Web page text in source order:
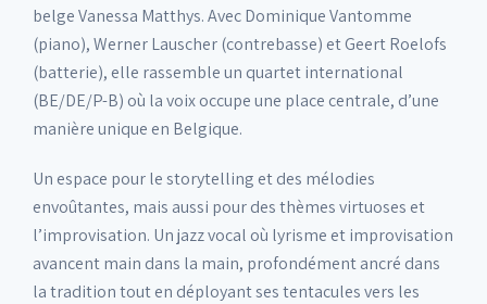
belge Vanessa Matthys. Avec Dominique Vantomme
(piano), Werner Lauscher (contrebasse) et Geert Roelofs
(batterie), elle rassemble un quartet international
(BE/DE/P-B) où la voix occupe une place centrale, d’une
manière unique en Belgique.
Un espace pour le storytelling et des mélodies
envoûtantes, mais aussi pour des thèmes virtuoses et
l’improvisation. Un jazz vocal où lyrisme et improvisation
avancent main dans la main, profondément ancré dans
la tradition tout en déployant ses tentacules vers les